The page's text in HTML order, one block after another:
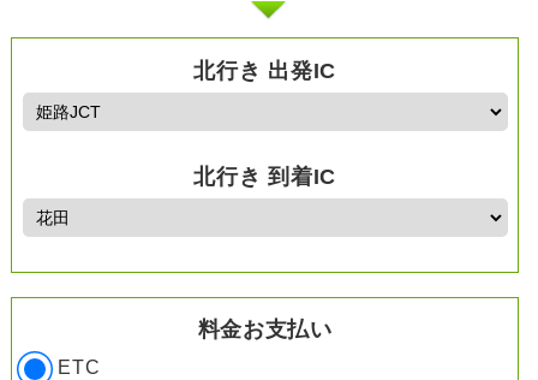
北行き 出発IC
北行き 到着IC
料金お支払い
ETC